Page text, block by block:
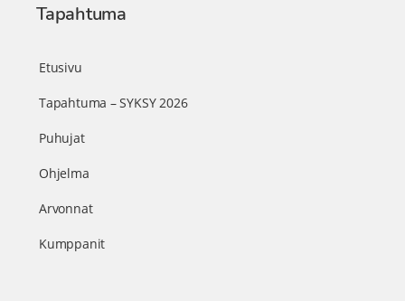
Tapahtuma
Etusivu
Tapahtuma – SYKSY 2026
Puhujat
Ohjelma
Arvonnat
Kumppanit